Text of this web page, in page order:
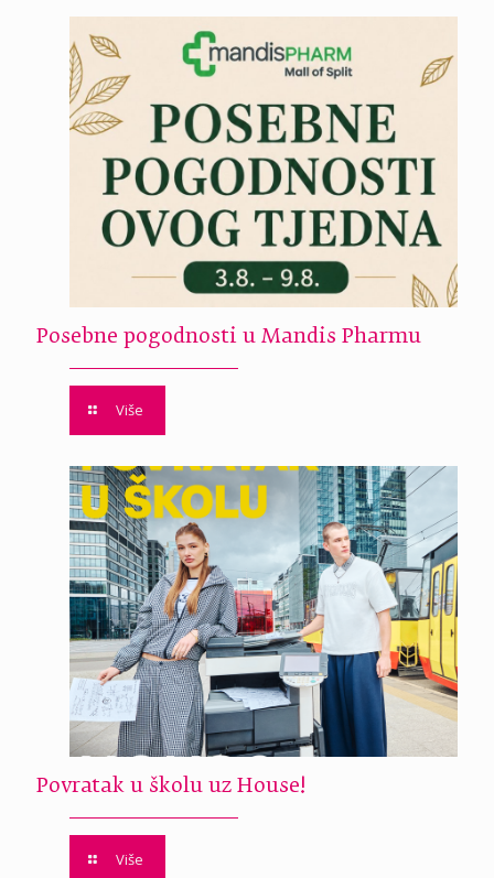
Posebne pogodnosti u Mandis Pharmu
Više
Povratak u školu uz House!
Više